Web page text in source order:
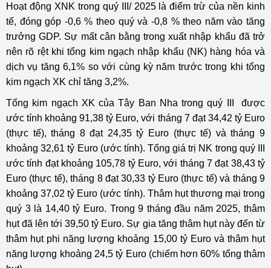
Hoạt động XNK trong quý III/ 2025 là điểm trừ của nền kinh
tế, đóng góp -0,6 % theo quý và -0,8 % theo năm vào tăng
trưởng GDP. Sự mất cân bằng trong xuất nhập khẩu đã trở
nên rõ rệt khi tổng kim ngạch nhập khẩu (NK) hàng hóa và
dịch vụ tăng 6,1% so với cùng kỳ năm trước trong khi tổng
kim ngạch XK chỉ tăng 3,2%.
Tổng kim ngạch XK của Tây Ban Nha trong quý III được
ước tính khoảng 91,38 tỷ Euro, với tháng 7 đạt 34,42 tỷ Euro
(thực tế), tháng 8 đạt 24,35 tỷ Euro (thực tế) và tháng 9
khoảng 32,61 tỷ Euro (ước tính). Tổng giá trị NK trong quý III
ước tính đạt khoảng 105,78 tỷ Euro, với tháng 7 đạt 38,43 tỷ
Euro (thực tế), tháng 8 đạt 30,33 tỷ Euro (thực tế) và tháng 9
khoảng 37,02 tỷ Euro (ước tính). Thâm hụt thương mại trong
quý 3 là 14,40 tỷ Euro. Trong 9 tháng đầu năm 2025, thâm
hụt đã lên tới 39,50 tỷ Euro. Sự gia tăng thâm hụt này đến từ
thâm hụt phi năng lượng khoảng 15,00 tỷ Euro và thâm hụt
năng lượng khoảng 24,5 tỷ Euro (chiếm hơn 60% tổng thâm